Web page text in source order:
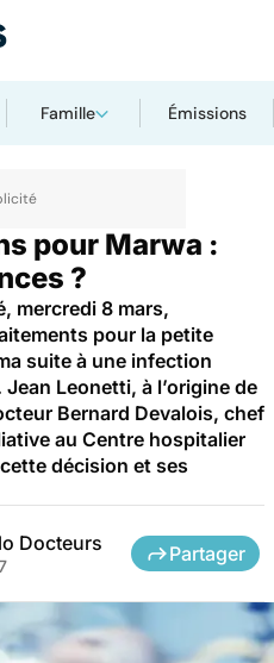
Famille Émissions
pour Marwa :
?
mercredi 8 mars,
pour la petite
suite à une infection
Leonetti, à l’origine de
Bernard Devalois, chef
au Centre hospitalier
décision et ses
Docteurs Partager